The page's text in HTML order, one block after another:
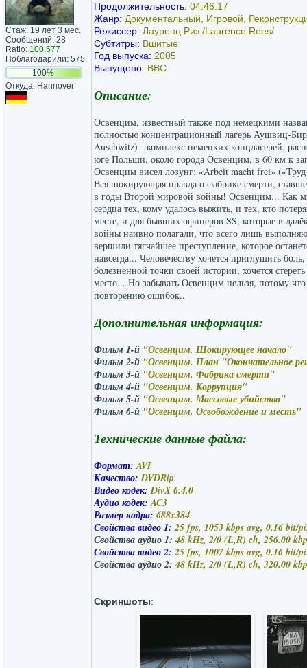
Стаж: 19 лет 3 мес.
Сообщений: 28
Ratio: 100.577
Поблагодарили: 575
100%
Откуда: Hannover
Продолжительность: 04:46:17
Жанр: Документальный, Игровой,
Режиссер: Лауренц Риз /Laurence Rees/
Субтитры: Вшитые
Год выпуска: 2005
Выпущено: ВВС
Описание:
Освенцим, известный также под немецкими
полностью концентрационный лагерь Аушвиц-
Auschwitz) - комплекс немецких концлагерей,
юге Польши, около города Освенцим, в 60 км к
Освенцим висел лозунг: «Arbeit macht frei»
Вся шокирующая правда о фабрике смерти,
в годы Второй мировой войны! Освенцим... Как
сердца тех, кому удалось выжить, и тех, кто
месте, и для бывших офицеров SS, которые в
войны наивно полагали, что всего лишь
вершили тягчайшее преступление, которое
навсегда... Человечеству хочется приглушить
болезненной точки своей истории, хочется
место... Но забывать Освенцим нельзя, потому
повторению ошибок..
Дополнительная информация:
Фильм 1-й "Освенцим. Шокирующее начало"
Фильм 2-й "Освенцим. План "Окончательное
Фильм 3-й "Освенцим. Фабрика смерти"
Фильм 4-й "Освенцим. Коррупция"
Фильм 5-й "Освенцим. Массовые убийства"
Фильм 6-й "Освенцим. Освобождение и месть"
Технические данные файла:
Формат: AVI
Качество: DVDRip
Видео кодек: DivX 6.4.0
Аудио кодек: AC3
Размер кадра: 688x384
Свойства видео 1: 25 fps, 1053 kbps avg, 0.16 bit/
Свойства аудио 1: 48 kHz, 2/0 (L,R) ch, 256.00
Свойства видео 2: 25 fps, 1007 kbps avg, 0.16 bit/
Свойства аудио 2: 48 kHz, 2/0 (L,R) ch, 320.00
Скриншоты: